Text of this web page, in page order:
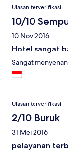
Ulasan terverifikasi
10/10
10 Nov 2016
Hotel sangat
Sangat
Ulasan terverifikasi
2/10 Buruk
31 Mei 2016
pelayanan